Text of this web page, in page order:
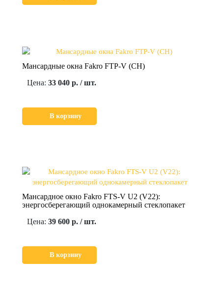
Мансардные окна Fakro FTP-V (CH)
Цена: 33 040 р. / шт.
В корзину
Мансардное окно Fakro FTS-V U2 (V22):
энергосберегающий однокамерный стеклопакет
Цена: 39 600 р. / шт.
В корзину